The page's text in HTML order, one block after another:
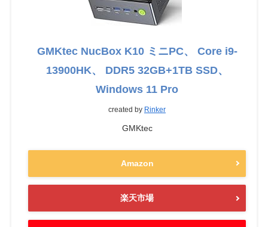
GMKtec NucBox K10 ミニPC、 Core i9-
13900HK、 DDR5 32GB+1TB SSD、
Windows 11 Pro
created by Rinker
GMKtec
Amazon
楽天市場